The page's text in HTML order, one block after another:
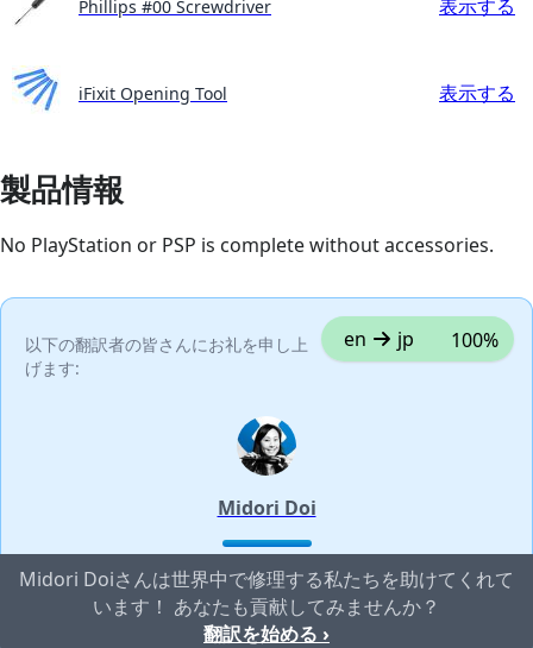
Phillips #00 Screwdriver 表示する
iFixit Opening Tool 表示する
製品情報
No PlayStation or PSP is complete without accessories.
以下の翻訳者の皆さんにお礼を申し上
げます:
en jp 100%
Midori Doi
Midori Doiさんは世界中で修理する私たちを助けてくれて
います！ あなたも貢献してみませんか？
翻訳を始める ›